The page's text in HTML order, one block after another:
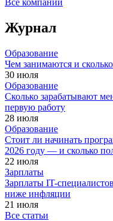
Журнал
Образование
Чем занимаются и
30 июля
Образование
Сколько зарабатывают
первую работу
28 июля
Образование
Стоит ли начинать
2026 году — и сколько
22 июля
Зарплаты
Зарплаты IT-
ниже инфляции
21 июля
Все статьи